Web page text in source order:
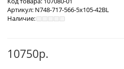
Артикул: N748-717-566-5x105-42BL
Наличие:
10750р.